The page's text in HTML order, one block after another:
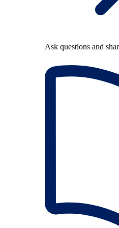
Ask questions and